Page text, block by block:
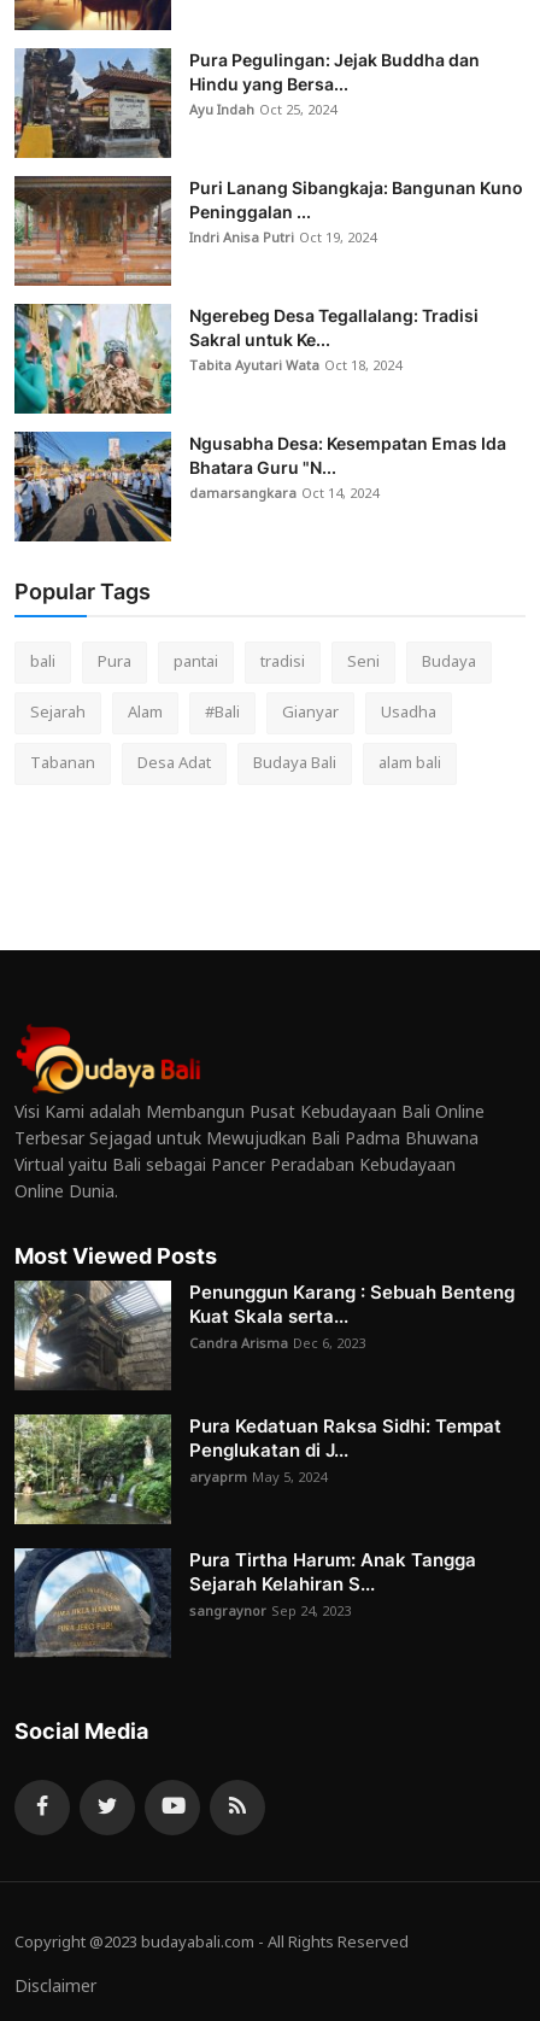
Pura Pegulingan: Jejak Buddha dan
Hindu yang Bersa...
Ayu Indah Oct 25, 2024
Puri Lanang Sibangkaja: Bangunan Kuno
Peninggalan ...
Indri Anisa Putri Oct 19, 2024
Ngerebeg Desa Tegallalang: Tradisi
Sakral untuk Ke...
Tabita Ayutari Wata Oct 18, 2024
Ngusabha Desa: Kesempatan Emas Ida
Bhatara Guru "N...
damarsangkara Oct 14, 2024
Popular Tags
bali Pura pantai tradisi Seni
Budaya
Sejarah
Alam #Bali Gianyar
Usadha
Tabanan
Desa Adat Budaya Bali alam bali
Visi Kami adalah Membangun Pusat Kebudayaan Bali Online
Terbesar Sejagad untuk Mewujudkan Bali Padma Bhuwana
Virtual yaitu Bali sebagai Pancer Peradaban Kebudayaan
Online Dunia.
Most Viewed Posts
Penunggun Karang : Sebuah Benteng
Kuat Skala serta...
Candra Arisma Dec 6, 2023
Pura Kedatuan Raksa Sidhi: Tempat
Penglukatan di J...
aryaprm May 5, 2024
Pura Tirtha Harum: Anak Tangga
Sejarah Kelahiran S...
sangraynor Sep 24, 2023
Social Media
Copyright @2023 budayabali.com - All Rights Reserved
Disclaimer